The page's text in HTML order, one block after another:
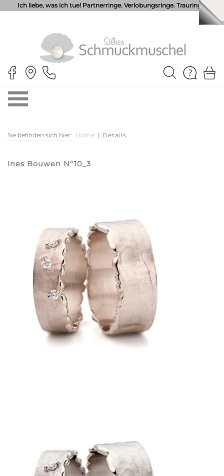
Ich liebe, was ich tue! Partnerringe. Verlobungsringe. Trauringe.
Sie befinden sich hier: Home | Details
Ines Bouwen N°10_3